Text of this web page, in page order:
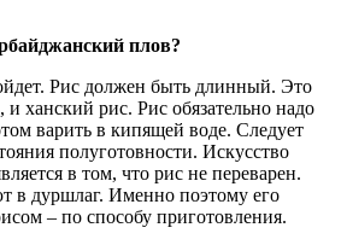
плов?
Рис должен быть длинный. Это
ханский рис. Рис обязательно надо
варить в кипящей воде. Следует
полуготовности. Искусство
в том, что рис не переварен.
в дуршлаг. Именно поэтому его
– по способу приготовления.